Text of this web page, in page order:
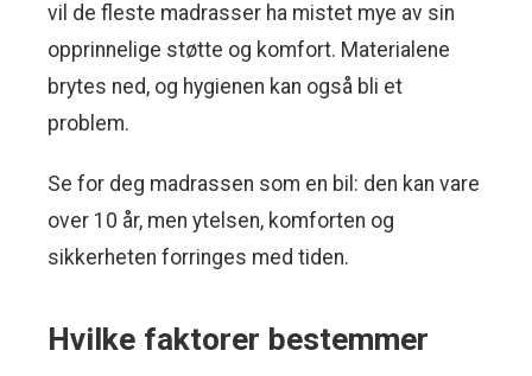
vil de fleste madrasser ha mistet mye av sin
opprinnelige støtte og komfort. Materialene
brytes ned, og hygienen kan også bli et
problem.
Se for deg madrassen som en bil: den kan vare
over 10 år, men ytelsen, komforten og
sikkerheten forringes med tiden.
Hvilke faktorer bestemmer